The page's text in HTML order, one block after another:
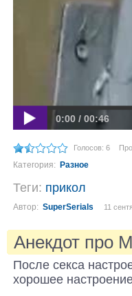
0:00 / 00:46
Голосов: 6
Категория: Разное
Теги: прикол
Автор: SuperSerials 11
Анекдот про
После секса
хорошее